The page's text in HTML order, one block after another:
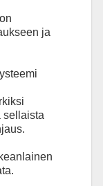
ja
sellaista